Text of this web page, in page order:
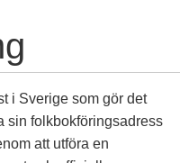
i Sverige som gör det
sin folkbokföringsadress
att utföra en